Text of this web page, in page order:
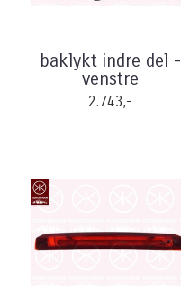
baklykt indre del -
venstre
2.743,-